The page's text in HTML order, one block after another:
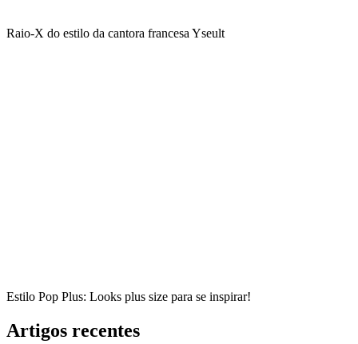
Raio-X do estilo da cantora francesa Yseult
Estilo Pop Plus: Looks plus size para se inspirar!
Artigos recentes